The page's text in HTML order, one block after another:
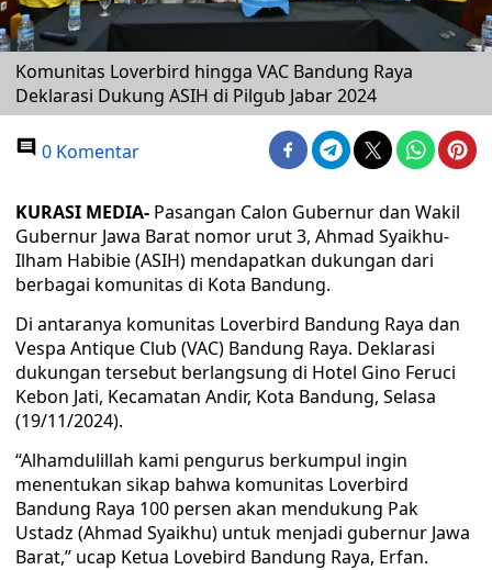
Komunitas Loverbird hingga VAC Bandung Raya
Deklarasi Dukung ASIH di Pilgub Jabar 2024
0 Komentar
KURASI MEDIA- Pasangan Calon Gubernur dan Wakil
Gubernur Jawa Barat nomor urut 3, Ahmad Syaikhu-
Ilham Habibie (ASIH) mendapatkan dukungan dari
berbagai komunitas di Kota Bandung.
Di antaranya komunitas Loverbird Bandung Raya dan
Vespa Antique Club (VAC) Bandung Raya. Deklarasi
dukungan tersebut berlangsung di Hotel Gino Feruci
Kebon Jati, Kecamatan Andir, Kota Bandung, Selasa
(19/11/2024).
“Alhamdulillah kami pengurus berkumpul ingin
menentukan sikap bahwa komunitas Loverbird
Bandung Raya 100 persen akan mendukung Pak
Ustadz (Ahmad Syaikhu) untuk menjadi gubernur Jawa
Barat,” ucap Ketua Lovebird Bandung Raya, Erfan.